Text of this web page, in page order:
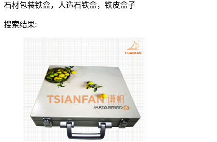
石材包装铁盒，人造石铁盒，铁皮盒子
搜索结果: